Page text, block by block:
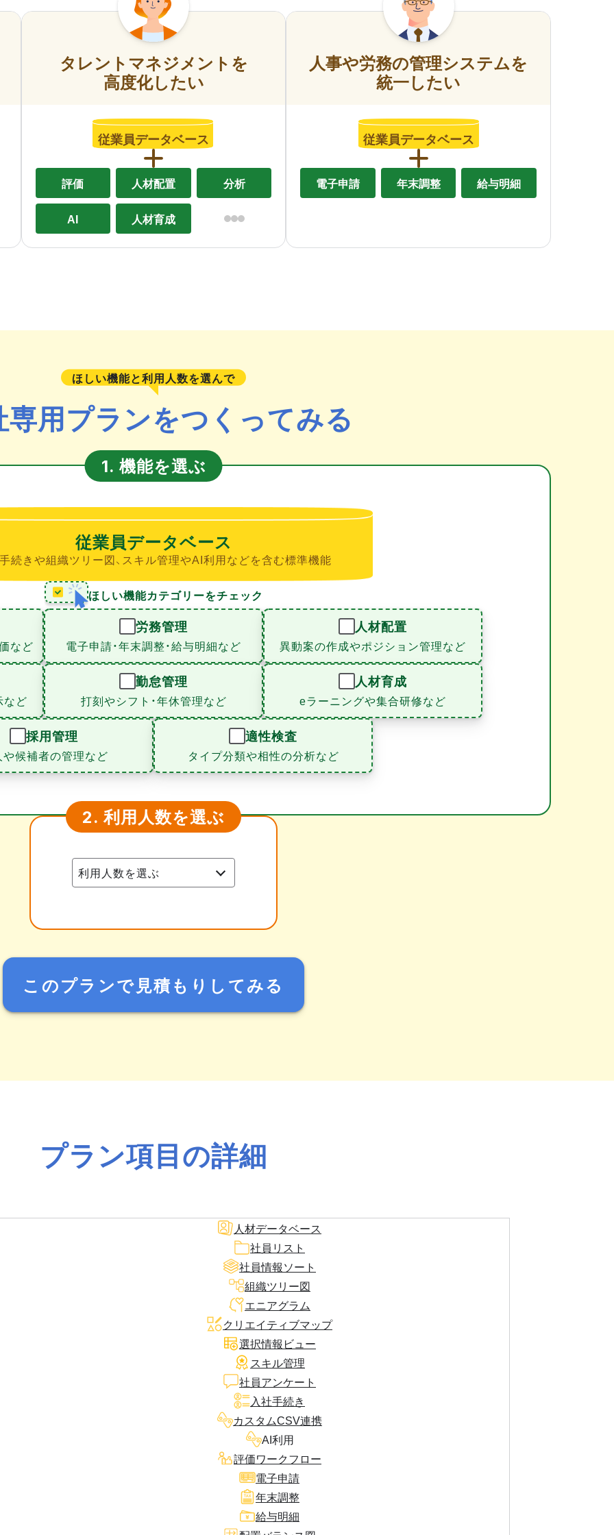
タレントマネジメントを
高度化したい
従業員データベース
評価 人材配置 分析
AI 人材育成
人事や労務の管理システムを
統一したい
従業員データベース
電子申請 年末調整 給与明細
ほしい機能と利用人数を選んで
専用プランをつくってみる
1. 機能を選ぶ
従業員データベース
続きや組織ツリー図、スキル管理やAI利用などを含む標準機能
ほしい機能カテゴリーをチェック
など
労務管理
電子申請・年末調整・給与明細など
人材配置
異動案の作成やポジション管理など
など
勤怠管理
打刻やシフト・年休管理など
人材育成
eラーニングや集合研修など
採用管理
候補者の管理など
適性検査
タイプ分類や相性の分析など
2. 利用人数を選ぶ
このプランで見積もりしてみる
プラン項目の詳細
人材データベース
社員リスト
社員情報ソート
組織ツリー図
エニアグラム
クリエイティブマップ
選択情報ビュー
スキル管理
社員アンケート
入社手続き
カスタムCSV連携
AI利用
評価ワークフロー
電子申請
年末調整
給与明細